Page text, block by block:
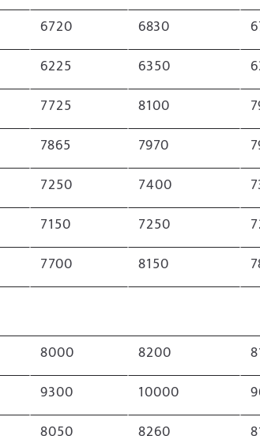
6720 6830
6225 6350
7725 8100
7865 7970
7250 7400
7150 7250
7700 8150
8000 8200
9300 10000